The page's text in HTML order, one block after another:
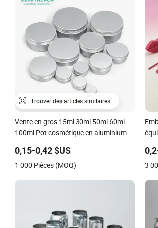
Vente en gros 15ml 30ml 50ml 60ml
100ml Pot cosmétique en aluminium
0,15-0,42 $US
1 000 Pièces (MOQ) 3